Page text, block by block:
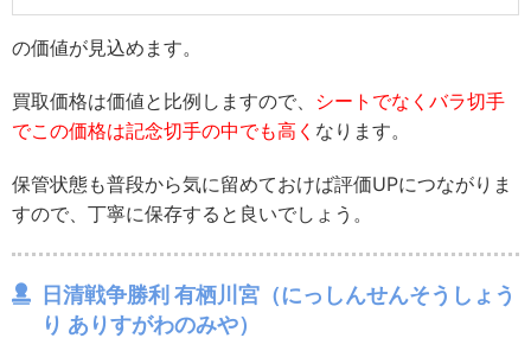
の価値が見込めます。
買取価格は価値と比例しますので、 シートでなくバラ切手
でこの価格は記念切手の中でも高く なります。
保管状態も普段から気に留めておけば評価UPにつながりま
すので、丁寧に保存すると良いでしょう。
日清戦争勝利 有栖川宮（にっしんせんそうしょう
り ありすがわのみや）